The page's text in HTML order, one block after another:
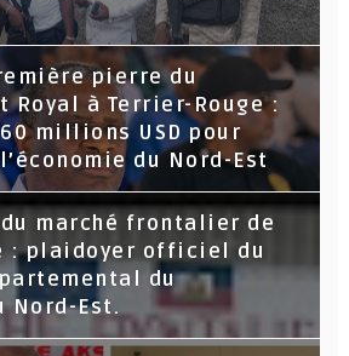
pierre du
à Terrier-Rouge :
millions USD pour
du Nord-Est
marché frontalier de
: plaidoyer officiel du
du
Nord-Est.